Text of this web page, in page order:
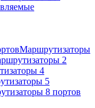
Маршрутизаторы
2
4
5
8 портов